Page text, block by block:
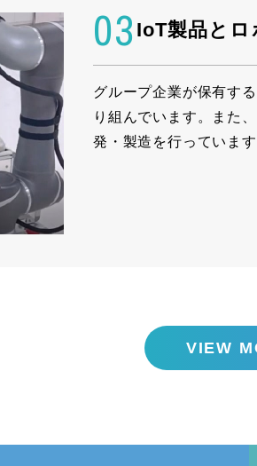
03 IoT製品と
グループ企業が保有す
り組んでいます。また
発・製造を行っています
VIEW